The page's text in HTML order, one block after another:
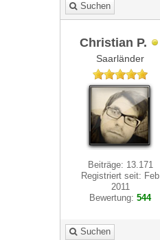
Suchen
Christian P.
Saarländer
Beiträge: 13.171
Registriert seit: Feb
2011
Bewertung:544
Suchen